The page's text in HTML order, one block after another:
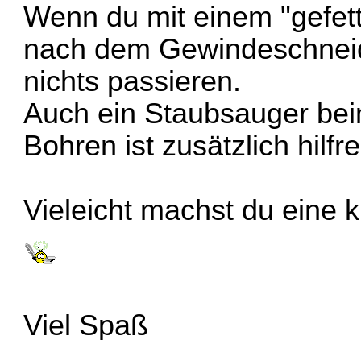
Wenn du mit einem
nach dem
nichts passieren.
Auch ein Staubsauger
Bohren ist zusätzlich
Vieleicht machst du eine
Viel Spaß